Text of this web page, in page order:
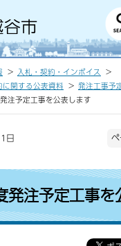
入札・契約・インボイス
に関する公表資料
発注工事予
注予定工事を公表します
日
発注予定工事を